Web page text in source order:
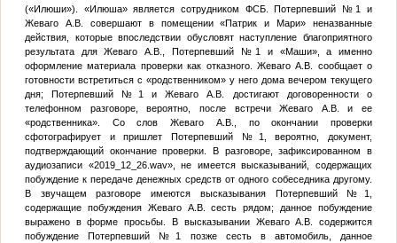
(«Илюши»). «Илюша» является сотрудником ФСБ.
Потерпевший №1 и
Жеваго А.В. совершают в помещении «Патрик и Мари» неназванные
действия, которые впоследствии обусловят наступление благоприятного
результата для Жеваго А.В.,
Потерпевший №1 и «Маши», а именно
оформление материала проверки как отказного. Жеваго А.В. сообщает о
готовности встретиться с «родственником» у него дома вечером текущего
дня;
Потерпевший №1и Жеваго А.В. достигают договоренности о
телефонном разговоре, вероятно, после встречи Жеваго А.В. и ее
«родственника». Со слов Жеваго А.В., по окончании проверки
сфотографирует и пришлет
Потерпевший №1, вероятно, документ,
подтверждающий окончание проверки. В разговоре, зафиксированном в
аудиозаписи «2019_12_26.wav», не имеется высказываний, содержащих
побуждение к передаче денежных средств от одного собеседника другому.
В звучащем разговоре имеются высказывания
Потерпевший №1,
содержащие побуждения Жеваго А.В. сесть рядом; данное побуждение
выражено в форме просьбы. В высказывании Жеваго А.В. содержится
побуждение
Потерпевший №1 позже сесть в автомобиль, данное